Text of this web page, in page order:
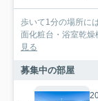
歩いて1分の場所に
面化粧台・浴室乾燥
見る
募集中の部屋